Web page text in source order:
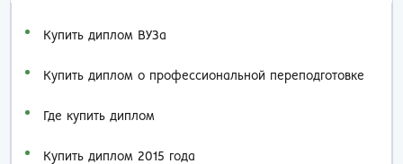
Купить диплом ВУЗа
Купить диплом о профессиональной переподготовке
Где купить диплом
Купить диплом 2015 года